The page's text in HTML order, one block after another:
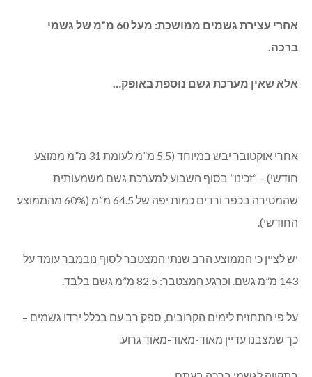
אחרי עצירת גשמים ממושכת: מעל 60 מ”מ של גשמי
ברכה.
אלא שאין מערכת גשם נוספת באופק…
אחרי אוקטובר יבש במיוחד (5.5 מ”מ לעומת 31 מ”מ ממוצע
חודשי) – “זכינו” בסוף השבוע למערכת גשם משמעותית
שהמטירה בכפר ורדים כמות יפה של 64.5 מ”מ (60% מהממוצע
החודשי).
יש לציין כי הממוצע הרב שנתי המצטבר לסוף נובמבר עומד על
143 מ”מ גשם. וכרגע המצטבר: 82.5 מ”מ גשם בלבד.
על פי התחזית לימים הקרובים, ספק רב עם בכלל ירדו גשמים –
כך שמצבנו עדיין מאוד-מאוד-מאוד גרוע.